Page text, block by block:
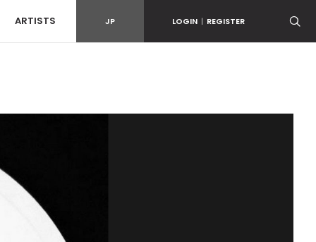
ARTISTS JP LOGIN | REGISTER